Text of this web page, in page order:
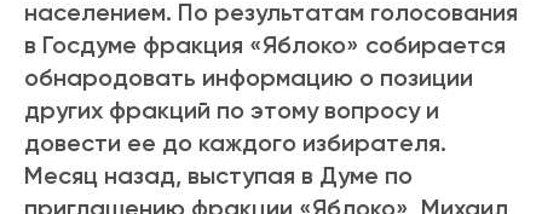
населением. По результатам голосования
в Госдуме фракция «Яблоко» собирается
обнародовать информацию о позиции
других фракций по этому вопросу и
довести ее до каждого избирателя.
Месяц назад, выступая в Думе по
приглашению фракции «Яблоко», Михаил